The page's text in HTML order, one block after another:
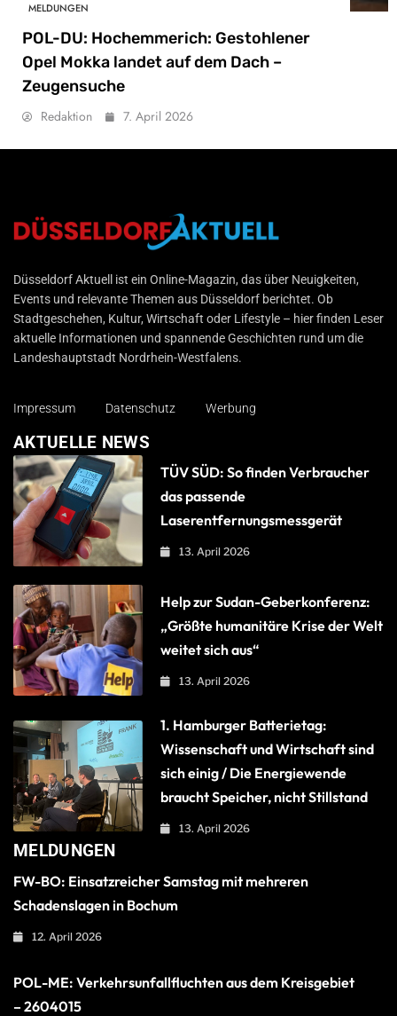
MELDUNGEN
POL-DU: Hochemmerich: Gestohlener
Opel Mokka landet auf dem Dach –
Zeugensuche
Redaktion 7. April 2026
Düsseldorf Aktuell
Düsseldorf Aktuell ist ein Online-Magazin, das über Neuigkeiten,
Events und relevante Themen aus Düsseldorf berichtet. Ob
Stadtgeschehen, Kultur, Wirtschaft oder Lifestyle – hier finden Leser
aktuelle Informationen und spannende Geschichten rund um die
Landeshauptstadt Nordrhein-Westfalens.
Impressum Datenschutz Werbung
AKTUELLE NEWS
TÜV SÜD: So finden Verbraucher
das passende
Laserentfernungsmessgerät
13. April 2026
Help zur Sudan-Geberkonferenz:
„Größte humanitäre Krise der Welt
weitet sich aus“
13. April 2026
1. Hamburger Batterietag:
Wissenschaft und Wirtschaft sind
sich einig / Die Energiewende
braucht Speicher, nicht Stillstand
13. April 2026
MELDUNGEN
FW-BO: Einsatzreicher Samstag mit mehreren
Schadenslagen in Bochum
12. April 2026
POL-ME: Verkehrsunfallfluchten aus dem Kreisgebiet
– 2604015